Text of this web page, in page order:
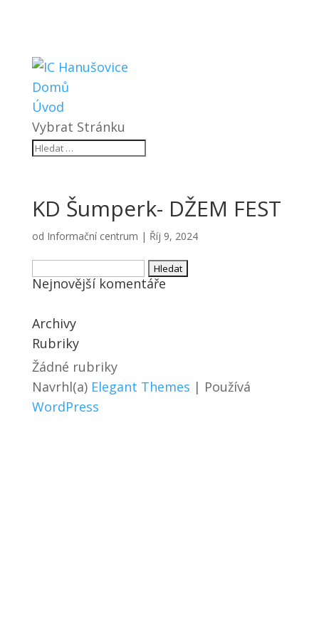
Domů
Úvod
Vybrat Stránku
KD Šumperk- DŽEM FEST
od Informační centrum | Říj 9, 2024
Vyhledávání
Nejnovější komentáře
Archivy
Rubriky
Žádné rubriky
Navrhl(a) Elegant Themes | Používá
WordPress